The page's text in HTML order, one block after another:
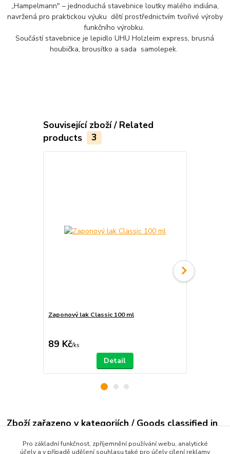
„Hampelmann" – jednoduchá stavebnice loutky malého indiána,
navržená pro praktickou výuku dětí prostřednictvím tvořivé výroby
funkčního výrobku.
Součástí stavebnice je lepidlo UHU Holzleim express, brusná
houbička, brousítko a sada samolepek.
Související zboží / Related
products
3
Zaponový lak Classic 100 ml
89 Kč/ks
Detail
Zboží zařazeno v kategoriích / Goods classified in
Pro základní funkčnost, zpříjemnění používání webu, analytické
účely a v případě udělení souhlasu také pro účely cílení reklamy